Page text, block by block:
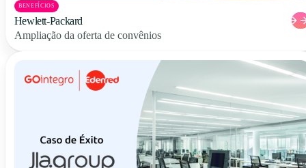
BENEFÍCIOS
Hewlett-Packard
Ampliação da oferta de convênios